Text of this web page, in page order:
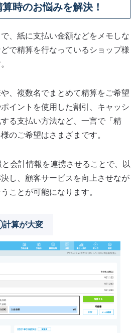
時のお悩みを解決！
、紙に支払い金額などをメモしな
で精算を行なっているショップ様
、複数名でまとめて精算をご希望
イントを使用した割引、キャッシ
る支払い方法など、一言で「精
のご希望はさまざまです。
会計情報を連携させることで、以
し、顧客サービスを向上させなが
ことが可能になります。
算が大変